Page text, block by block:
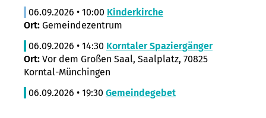
06.09.2026 • 10:00 Kinderkirche
Ort: Gemeindezentrum
06.09.2026 • 14:30 Korntaler Spaziergänger
Ort: Vor dem Großen Saal, Saalplatz, 70825
Korntal-Münchingen
06.09.2026 • 19:30 Gemeindegebet